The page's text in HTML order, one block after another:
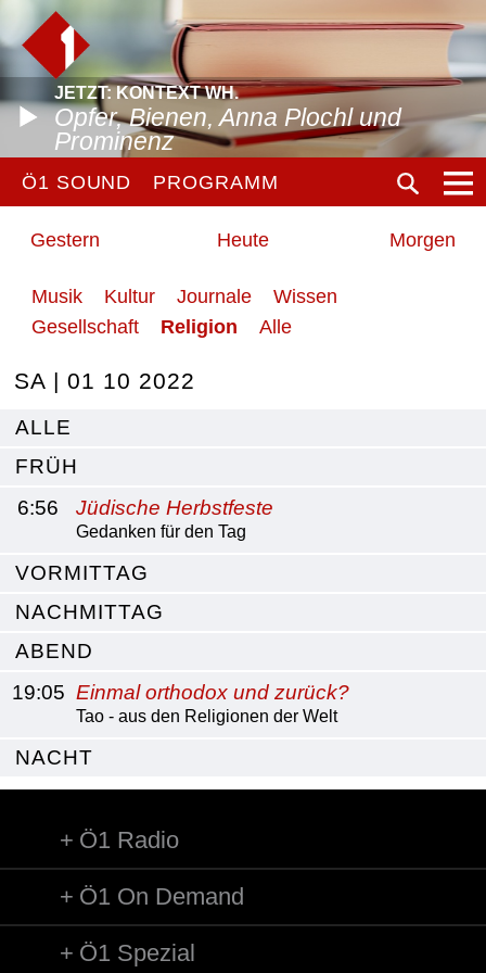
JETZT: KONTEXT WH.
Opfer, Bienen, Anna Plochl und
Prominenz
Ö1 SOUND PROGRAMM
Gestern Heute Morgen
Musik Kultur Journale
Wissen
Gesellschaft
Religion Alle
SA | 01 10 2022
ALLE
FRÜH
6:56
Jüdische Herbstfeste
Gedanken für den Tag
VORMITTAG
NACHMITTAG
ABEND
19:05 Einmal orthodox und zurück?
Tao - aus den Religionen der Welt
NACHT
Ö1 Radio
Ö1 On Demand
Ö1 Spezial